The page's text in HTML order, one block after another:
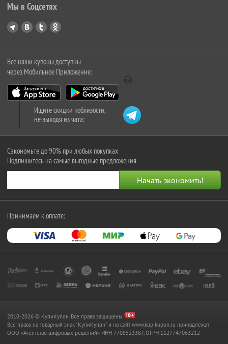
Мы в Соцсетях
Все наши купоны доступны
через Мобильное Приложение:
Ищите скидки поблизости,
не выходя из чата:
Сэкономьте до 90% при любых покупках
Подпишитесь на самые выгодные предложения
Принимаем к оплате:
2010-2026 © КупиКупон. Все права защищены.
Все права на товарный знак "КупиКупон" и на сайт www.kupikupon.ru принадлежат
OOO «Агентство цифровых решений» ИНН 7705523387, ОГРН 1127747063212